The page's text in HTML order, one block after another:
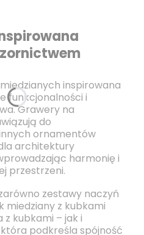
inspirowana
funkcjonalności i
Grawery na
do
ornamentów
architektury
harmonię i
przestrzeni.
zestawy naczyń
miedziany z kubkami
kubkami – jak i
podkreśla spójność